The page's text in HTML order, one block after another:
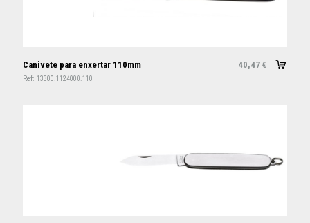
Canivete para enxertar 110mm 40,47 €
Ref: 13300.1124000.110